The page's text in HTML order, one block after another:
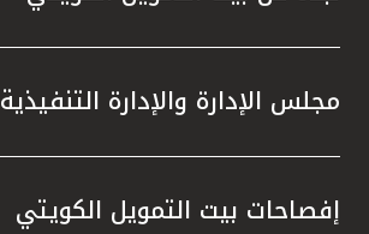
مجلس الإدارة والإدارة التنفيذية
إفصاحات بيت التمويل الكويتي